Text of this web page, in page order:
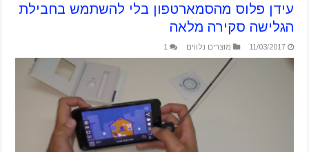
עידן פלוס מהסמארטפון בלי להשתמש בחבילת
הגלישה סקירה מלאה
11/03/2017 מוצרים נלווים 1